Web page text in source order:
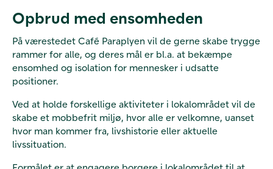
Opbrud med ensomheden
På værestedet Café Paraplyen vil de gerne skabe trygge
rammer for alle, og deres mål er bl.a. at bekæmpe
ensomhed og isolation for mennesker i udsatte
positioner.
Ved at holde forskellige aktiviteter i lokalområdet vil de
skabe et mobbefrit miljø, hvor alle er velkomne, uanset
hvor man kommer fra, livshistorie eller aktuelle
livssituation.